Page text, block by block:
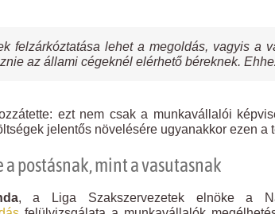
felzárkóztatása lehet a megoldás, vagyis a
az állami cégeknél elérhető béreknek.
ezt nem csak a munkavállalói
jelentős növelésére ugyanakkor ezen
a postásnak, mint a vasutasnak
, a Liga Szakszervezetek elnöke a